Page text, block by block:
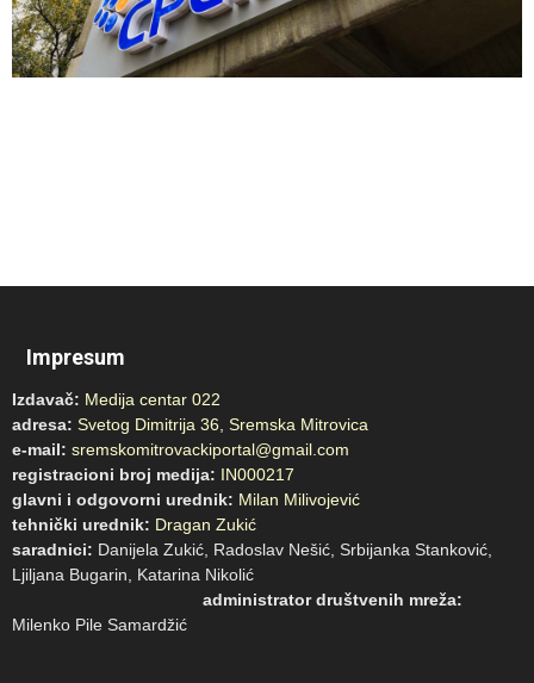
Impresum
Izdavač: Medija centar 022
adresa: Svetog Dimitrija 36, Sremska Mitrovica
e-mail: sremskomitrovackiportal@gmail.com
registracioni broj medija: IN000217
glavni i odgovorni urednik: Milan Milivojević
tehnički urednik: Dragan Zukić
saradnici: Danijela Zukić, Radoslav Nešić, Srbijanka Stanković,
Ljiljana Bugarin, Katarina Nikolić
administrator društvenih mreža:
Milenko Pile Samardžić